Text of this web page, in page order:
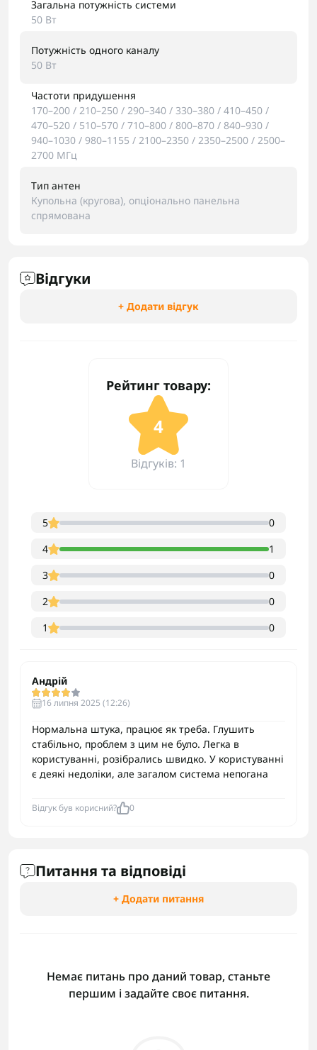
Загальна потужність системи
50 Вт
Потужність одного каналу
50 Вт
Частоти придушення
170–200 / 210–250 / 290–340 / 330–380 / 410–450 /
470–520 / 510–570 / 710–800 / 800–870 / 840–930 /
940–1030 / 980–1155 / 2100–2350 / 2350–2500 / 2500–
2700 МГц
Тип антен
Купольна (кругова), опціонально панельна
спрямована
Відгуки
+ Додати відгук
Рейтинг товару:
4
Відгуків: 1
5
0
4
1
3
0
2
0
1
0
Андрій
16 липня 2025 (12:26)
Нормальна штука, працює як треба. Глушить
стабільно, проблем з цим не було. Легка в
користуванні, розібрались швидко. У користуванні
є деякі недоліки, але загалом система непогана
Відгук був корисний? 0
Питання та відповіді
+ Додати питання
Немає питань про даний товар, станьте
першим і задайте своє питання.